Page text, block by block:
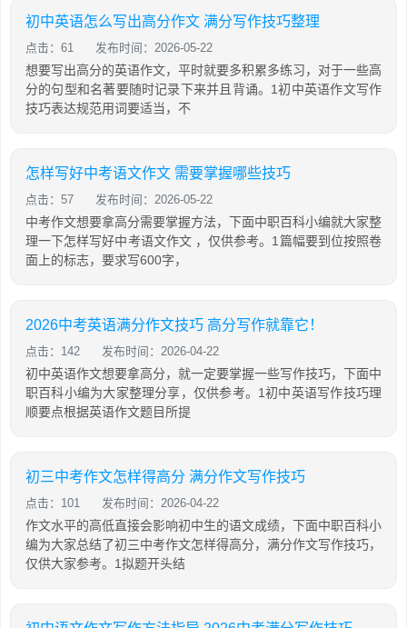
初中英语怎么写出高分作文 满分写作技巧整理
点击：61 发布时间：2026-05-22
想要写出高分的英语作文，平时就要多积累多练习，对于一些高
分的句型和名著要随时记录下来并且背诵。1初中英语作文写作
技巧表达规范用词要适当，不
怎样写好中考语文作文 需要掌握哪些技巧
点击：57 发布时间：2026-05-22
中考作文想要拿高分需要掌握方法，下面中职百科小编就大家整
理一下怎样写好中考语文作文 ，仅供参考。1篇幅要到位按照卷
面上的标志，要求写600字，
2026中考英语满分作文技巧 高分写作就靠它！
点击：142 发布时间：2026-04-22
初中英语作文想要拿高分，就一定要掌握一些写作技巧，下面中
职百科小编为大家整理分享，仅供参考。1初中英语写作技巧理
顺要点根据英语作文题目所提
初三中考作文怎样得高分 满分作文写作技巧
点击：101 发布时间：2026-04-22
作文水平的高低直接会影响初中生的语文成绩，下面中职百科小
编为大家总结了初三中考作文怎样得高分，满分作文写作技巧，
仅供大家参考。1拟题开头结